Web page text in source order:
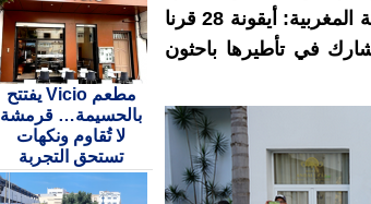
تنظيم ندوة علمية تحت عنوان “المملكة المغربية: أيقونة 28 قرنا
في تأطيرها باحثون
مطعم Vicio يفتتح
بالحسيمة… قرمشة
لا تُقاوم ونكهات
تستحق التجربة